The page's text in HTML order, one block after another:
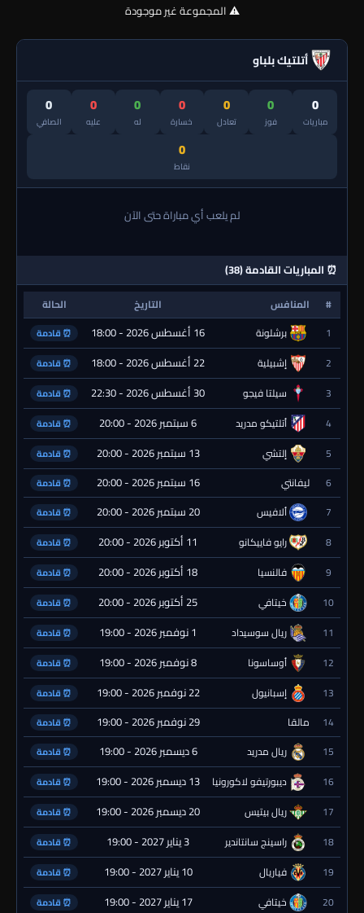
⚠️ المجموعة غير موجودة
أتلتيك بلباو
0
مباريات
0
فوز
0
تعادل
0
خسارة
0
له
0
عليه
0
الصافي
0
نقاط
لم يلعب أي مباراة حتى الآن
⏰ المباريات القادمة (38)
# المنافس التاريخ
الحالة
1
برشلونة 16 أغسطس 2026 - 18:00 ⏰ قادمة
2 إشبيلية 22 أغسطس 2026 - 18:00 ⏰ قادمة
3 سيلتا فيجو 30 أغسطس 2026 - 22:30 ⏰ قادمة
4 أتلتيكو مدريد 6 سبتمبر 2026 - 20:00 ⏰ قادمة
5 إلتشي 13 سبتمبر 2026 - 20:00 ⏰ قادمة
6 ليفانتي 16 سبتمبر 2026 - 20:00 ⏰ قادمة
7 ألافيس 20 سبتمبر 2026 - 20:00 ⏰ قادمة
8 رايو فاييكانو 11 أكتوبر 2026 - 20:00 ⏰ قادمة
9 فالنسيا 18 أكتوبر 2026 - 20:00 ⏰ قادمة
10 خيتافي 25 أكتوبر 2026 - 20:00 ⏰ قادمة
11 ريال سوسيداد 1 نوفمبر 2026 - 19:00 ⏰ قادمة
12 أوساسونا 8 نوفمبر 2026 - 19:00 ⏰ قادمة
13 إسبانيول 22 نوفمبر 2026 - 19:00 ⏰ قادمة
14 مالقا 29 نوفمبر 2026 - 19:00 ⏰ قادمة
15 ريال مدريد 6 ديسمبر 2026 - 19:00 ⏰ قادمة
16 ديبورتيفو لاكورونيا 13 ديسمبر 2026 - 19:00 ⏰ قادمة
17 ريال بيتيس 20 ديسمبر 2026 - 19:00 ⏰ قادمة
18 راسينج سانتاندير 3 يناير 2027 - 19:00 ⏰ قادمة
19 فياريال 10 يناير 2027 - 19:00 ⏰ قادمة
20 خيتافي 17 يناير 2027 - 19:00 ⏰ قادمة